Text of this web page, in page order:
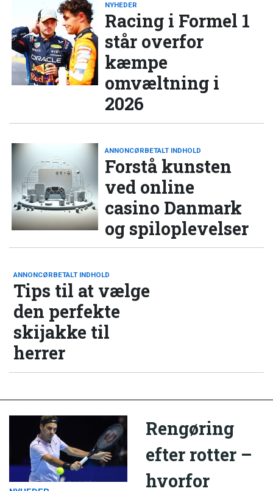
NYHEDER
Racing i Formel 1
står overfor
kæmpe
omvæltning i
2026
ANNONCØRBETALT INDHOLD
Forstå kunsten
ved online
casino Danmark
og spiloplevelser
ANNONCØRBETALT INDHOLD
Tips til at vælge
den perfekte
skijakke til
herrer
Rengøring
efter rotter –
hvorfor